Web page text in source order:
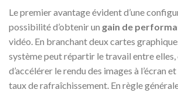
Le premier avantage évident d’une
possibilité d’obtenir un gain de
vidéo. En branchant deux cartes
système peut répartir le travail entre
d’accélérer le rendu des images à l’écran
taux de rafraîchissement. En règle